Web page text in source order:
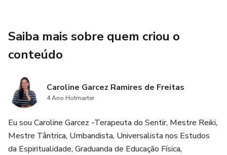
Saiba mais sobre quem criou o
conteúdo
Caroline Garcez Ramires de Freitas
4 Ano Hotmarter
Eu sou Caroline Garcez -Terapeuta do Sentir, Mestre Reiki,
Mestre Tântrica, Umbandista, Universalista nos Estudos
da Espiritualidade, Graduanda de Educação Física,